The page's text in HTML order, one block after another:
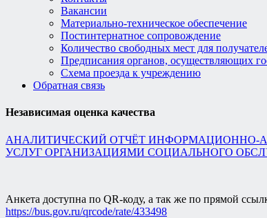
Вакансии
Материально-техническое обеспечение
Постинтернатное сопровождение
Количество свободных мест для
Предписания органов, осуществляющих
Схема проезда к учреждению
Обратная связь
Независимая оценка качества
АНАЛИТИЧЕСКИЙ ОТЧЁТ ИНФОРМАЦИОННО-
УСЛУГ ОРГАНИЗАЦИЯМИ СОЦИАЛЬНОГО
Анкета доступна по QR-коду, а так же по прямой
https://bus.gov.ru/qrcode/rate/433498